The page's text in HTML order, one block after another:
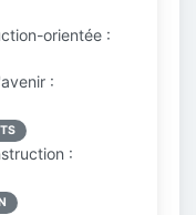
orientée :
:
: